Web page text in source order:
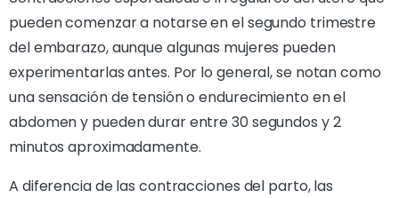
pueden comenzar a notarse en el segundo trimestre
del embarazo, aunque algunas mujeres pueden
experimentarlas antes. Por lo general, se notan como
una sensación de tensión o endurecimiento en el
abdomen y pueden durar entre 30 segundos y 2
minutos aproximadamente.
A diferencia de las contracciones del parto, las